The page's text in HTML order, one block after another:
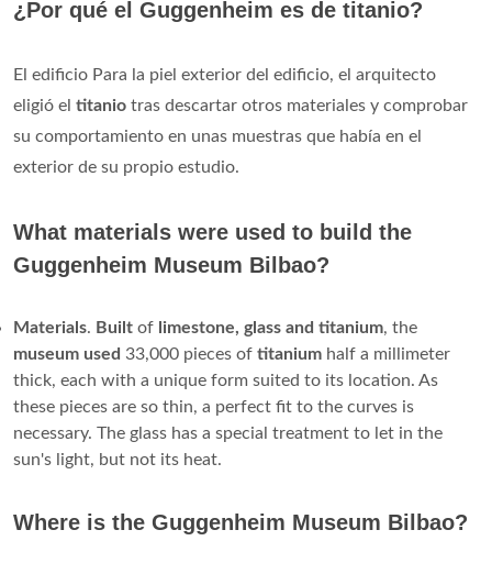
¿Por qué el Guggenheim es de titanio?
El edificio Para la piel exterior del edificio, el arquitecto
eligió el titanio tras descartar otros materiales y comprobar
su comportamiento en unas muestras que había en el
exterior de su propio estudio.
What materials were used to build the
Guggenheim Museum Bilbao?
Materials. Built of limestone, glass and titanium, the
museum used 33,000 pieces of titanium half a millimeter
thick, each with a unique form suited to its location. As
these pieces are so thin, a perfect fit to the curves is
necessary. The glass has a special treatment to let in the
sun's light, but not its heat.
Where is the Guggenheim Museum Bilbao?